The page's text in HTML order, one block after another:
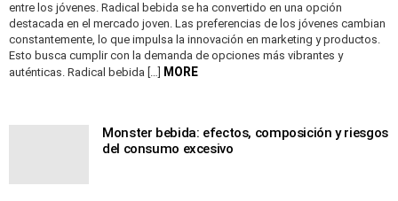
entre los jóvenes. Radical bebida se ha convertido en una opción
destacada en el mercado joven. Las preferencias de los jóvenes cambian
constantemente, lo que impulsa la innovación en marketing y productos.
Esto busca cumplir con la demanda de opciones más vibrantes y
auténticas. Radical bebida […]
MORE
Monster bebida: efectos, composición y riesgos
del consumo excesivo